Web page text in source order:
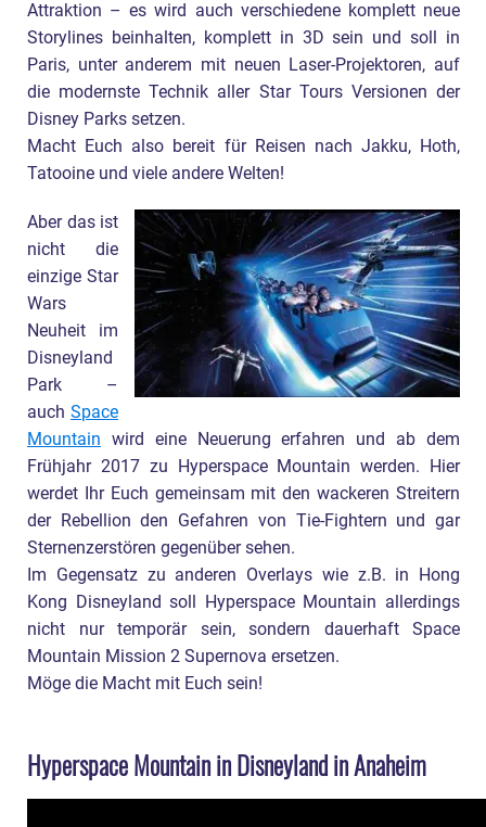
Attraktion – es wird auch verschiedene komplett neue
Storylines beinhalten, komplett in 3D sein und soll in
Paris, unter anderem mit neuen Laser-Projektoren, auf
die modernste Technik aller Star Tours Versionen der
Disney Parks setzen.
Macht Euch also bereit für Reisen nach Jakku, Hoth,
Tatooine und viele andere Welten!
Aber das ist
nicht die
einzige Star
Wars
Neuheit im
Disneyland
Park –
auch Space
Mountain wird eine Neuerung erfahren und ab dem
Frühjahr 2017 zu Hyperspace Mountain werden. Hier
werdet Ihr Euch gemeinsam mit den wackeren Streitern
der Rebellion den Gefahren von Tie-Fightern und gar
Sternenzerstören gegenüber sehen.
Im Gegensatz zu anderen Overlays wie z.B. in Hong
Kong Disneyland soll Hyperspace Mountain allerdings
nicht nur temporär sein, sondern dauerhaft Space
Mountain Mission 2 Supernova ersetzen.
Möge die Macht mit Euch sein!
Hyperspace Mountain in Disneyland in Anaheim